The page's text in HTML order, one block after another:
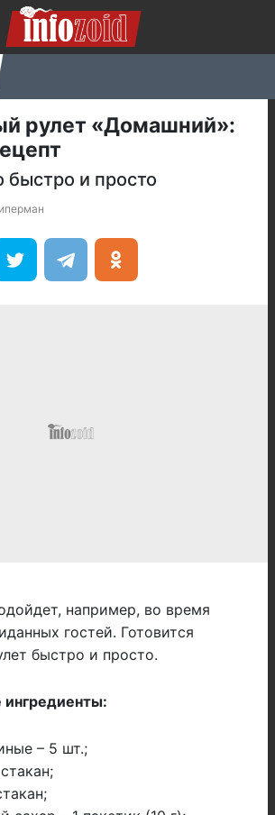
рулет «Домашний»:
быстро и просто
например, во время
гостей. Готовится
быстро и просто.
– 5 шт.;